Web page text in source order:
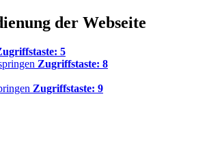
der Webseite
5
Zugriffstaste: 8
Zugriffstaste: 9